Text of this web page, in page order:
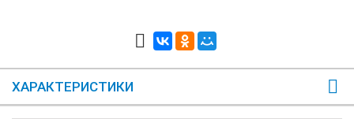
ХАРАКТЕРИСТИКИ